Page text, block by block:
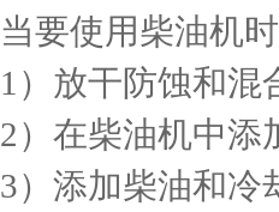
当要使用柴油机时
1）放干防蚀和混
2）在柴油机中添
3）添加柴油和冷